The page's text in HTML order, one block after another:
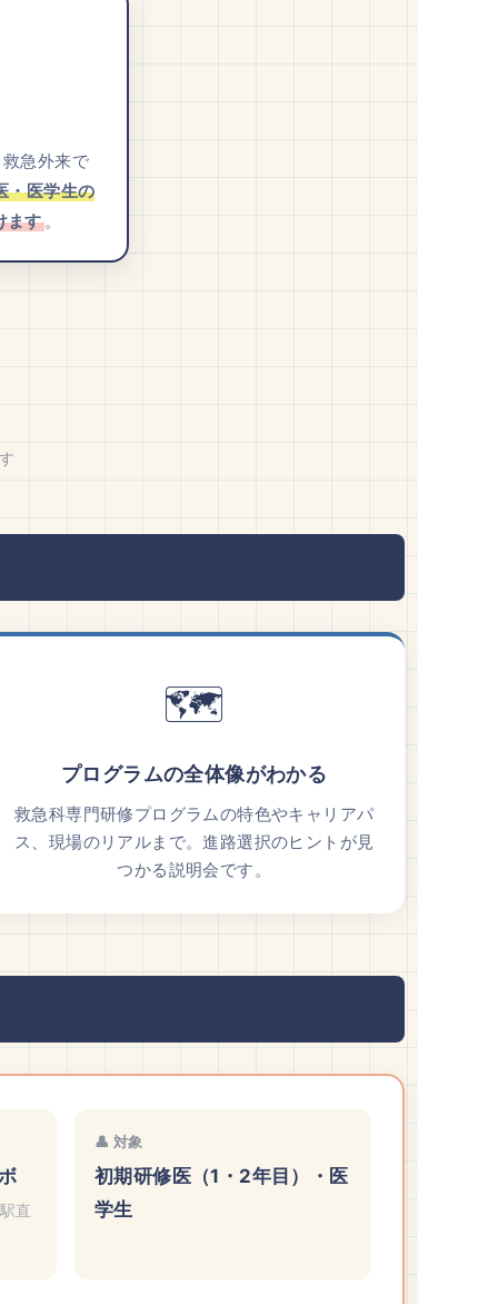
急外来で
・医学生の
ます。
🗺️
プログラムの全体像がわかる
救急科専門研修プログラムの特色やキャリアパ
ス、現場のリアルまで。進路選択のヒントが見
つかる説明会です。
直
👤 対象
初期研修医（1・2年目）・医
学生